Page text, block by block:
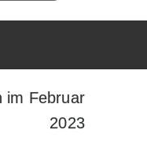
im Februar
2023